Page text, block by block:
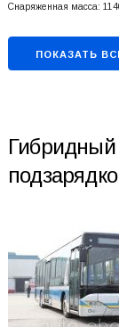
Снаряженная масса:
ПОКАЗАТЬ
Гибридный